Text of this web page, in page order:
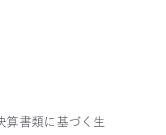
算書類に基づく生